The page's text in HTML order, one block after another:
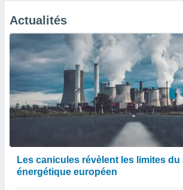
Actualités
Les canicules révèlent les limites du
énergétique européen